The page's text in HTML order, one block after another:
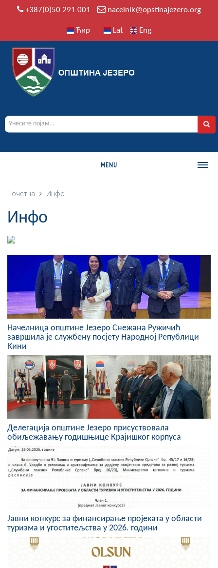
+387(0)50 291 001 nacelnik@opstinajezero.org
Ћир Lat Eng
MENU
Историја
Географија
Насељена мјеста
Занимљивости
Фотогалерија
НАЧЕЛНИК
О Начелнику
Замјеник начелника
Извјештај о раду начелника
СКУПШТИНА
Статут Општине
Скупштинско вијеће општине језеро
Састав Скупштине
Службени Гласници
ОПШТИНСКА УПРАВА
ИНФО
Вијести
Почетна Инфо
Инфо
Начелница општине Језеро Снежана Ружичић
завршила је службену посјету Народној Републици
Кини
Делегација општине Језеро присуствовала
обиљежавању годишњице Крајишког корпуса
Јавни конкурс за финансирање пројеката у области
туризма и угоститељства у 2026. години